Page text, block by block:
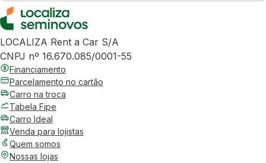
LOCALIZA Rent a Car S/A
CNPJ nº 16.670.085/0001-55
Financiamento
Parcelamento no cartão
Carro na troca
Tabela Fipe
Carro Ideal
Venda para lojistas
Quem somos
Nossas lojas